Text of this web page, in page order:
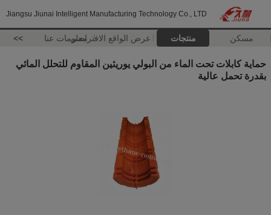
Jiangsu Jiunai Intelligent Manufacturing Technology Co., LTD
مسكن منتجات عرض الواقع الافتراضيمعلومات عنا >>
حماية كابلات تحت الماء من البولي يوريثين المقاوم للتحلل المائي
بقدرة تحمل عالية